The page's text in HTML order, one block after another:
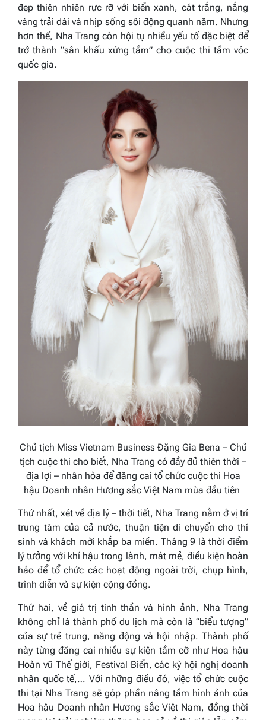
đẹp thiên nhiên rực rỡ với biển xanh, cát trắng, nắng
vàng trải dài và nhịp sống sôi động quanh năm. Nhưng
hơn thế, Nha Trang còn hội tụ nhiều yếu tố đặc biệt để
trở thành “sân khấu xứng tầm” cho cuộc thi tầm vóc
quốc gia.
Chủ tịch Miss Vietnam Business Đặng Gia Bena – Chủ
tịch cuộc thi cho biết, Nha Trang có đầy đủ thiên thời –
địa lợi – nhân hòa để đăng cai tổ chức cuộc thi Hoa
hậu Doanh nhân Hương sắc Việt Nam mùa đầu tiên
Thứ nhất, xét về địa lý – thời tiết, Nha Trang nằm ở vị trí
trung tâm của cả nước, thuận tiện di chuyển cho thí
sinh và khách mời khắp ba miền. Tháng 9 là thời điểm
lý tưởng với khí hậu trong lành, mát mẻ, điều kiện hoàn
hảo để tổ chức các hoạt động ngoài trời, chụp hình,
trình diễn và sự kiện cộng đồng.
Thứ hai, về giá trị tinh thần và hình ảnh, Nha Trang
không chỉ là thành phố du lịch mà còn là “biểu tượng”
của sự trẻ trung, năng động và hội nhập. Thành phố
này từng đăng cai nhiều sự kiện tầm cỡ như Hoa hậu
Hoàn vũ Thế giới, Festival Biển, các kỳ hội nghị doanh
nhân quốc tế,… Với những điều đó, việc tổ chức cuộc
thi tại Nha Trang sẽ góp phần nâng tầm hình ảnh của
Hoa hậu Doanh nhân Hương sắc Việt Nam, đồng thời